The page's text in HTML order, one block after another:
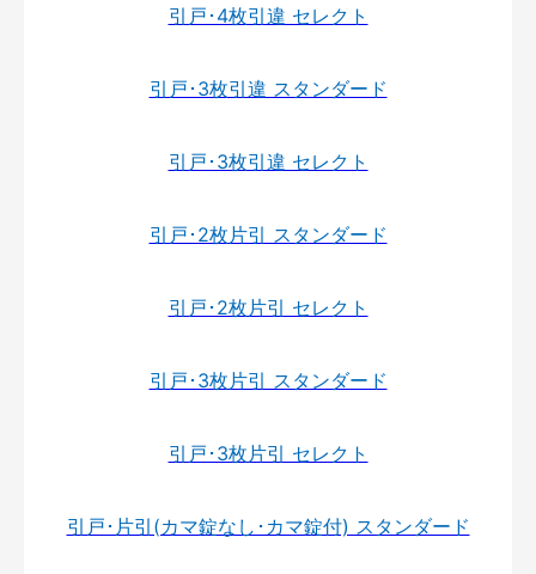
引戸･4枚引違 セレクト
引戸･3枚引違 スタンダード
引戸･3枚引違 セレクト
引戸･2枚片引 スタンダード
引戸･2枚片引 セレクト
引戸･3枚片引 スタンダード
引戸･3枚片引 セレクト
引戸･片引(カマ錠なし･カマ錠付) スタンダード